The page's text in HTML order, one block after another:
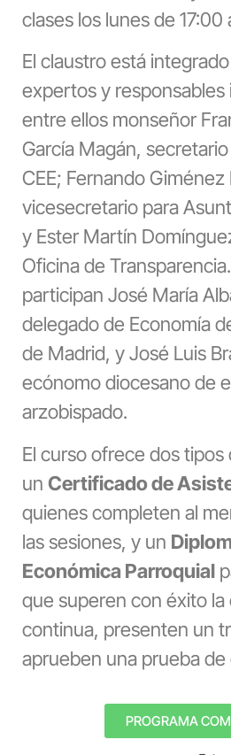
clases los lunes de 17:00
El claustro está
expertos y responsables
entre ellos monseñor
García Magán,
CEE; Fernando Giménez
vicesecretario para
y Ester Martín
Oficina de
participan José María
delegado de Economía
de Madrid, y José Luis
ecónomo diocesano de
arzobispado.
El curso ofrece dos tipos
un Certificado de
quienes completen al
las sesiones, y un
Económica Parroquial
que superen con éxito la
continua, presenten un
aprueben una prueba
PROGRAMA